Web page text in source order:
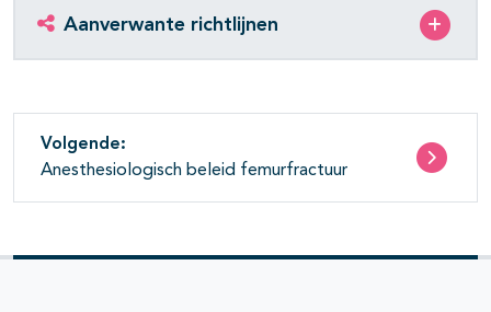
Aanverwante richtlijnen
Volgende:
Anesthesiologisch beleid femurfractuur